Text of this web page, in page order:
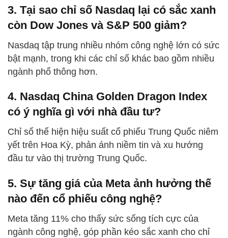
3. Tại sao chỉ số Nasdaq lại có sắc xanh
còn Dow Jones và S&P 500 giảm?
Nasdaq tập trung nhiều nhóm công nghệ lớn có sức
bật mạnh, trong khi các chỉ số khác bao gồm nhiều
ngành phổ thông hơn.
4. Nasdaq China Golden Dragon Index
có ý nghĩa gì với nhà đầu tư?
Chỉ số thể hiện hiệu suất cổ phiếu Trung Quốc niêm
yết trên Hoa Kỳ, phản ánh niềm tin và xu hướng
đầu tư vào thị trường Trung Quốc.
5. Sự tăng giá của Meta ảnh hưởng thế
nào đến cổ phiếu công nghệ?
Meta tăng 11% cho thấy sức sống tích cực của
ngành công nghệ, góp phần kéo sắc xanh cho chỉ